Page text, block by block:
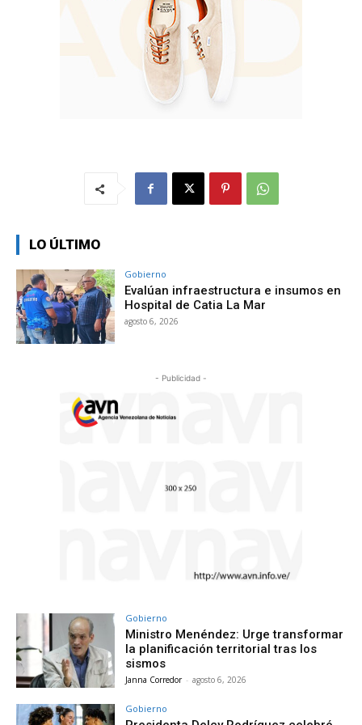
LO ÚLTIMO
Gobierno
Evalúan infraestructura e insumos en
Hospital de Catia La Mar
agosto 6, 2026
- Publicidad -
Gobierno
Ministro Menéndez: Urge transformar
la planificación territorial tras los
sismos
Janna Corredor - agosto 6, 2026
Gobierno